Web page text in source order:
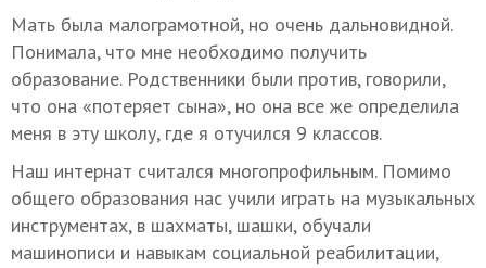
Мать была малограмотной, но очень дальновидной.
Понимала, что мне необходимо получить
образование. Родственники были против, говорили,
что она «потеряет сына», но она все же определила
меня в эту школу, где я отучился 9 классов.
Наш интернат считался многопрофильным. Помимо
общего образования нас учили играть на музыкальных
инструментах, в шахматы, шашки, обучали
машинописи и навыкам социальной реабилитации,